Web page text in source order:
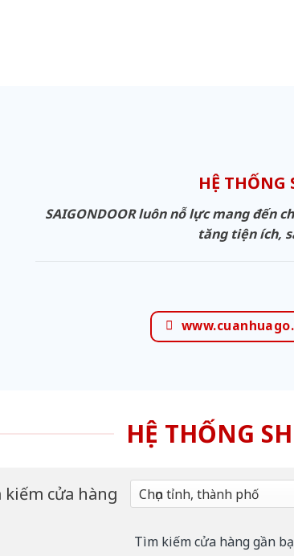
HỆ THỐNG
SAIGONDOOR luôn nỗ lực mang đến
tăng tiện ích,
HỆ THỐNG
kiếm cửa hàng
Tìm kiếm cửa hàng gần